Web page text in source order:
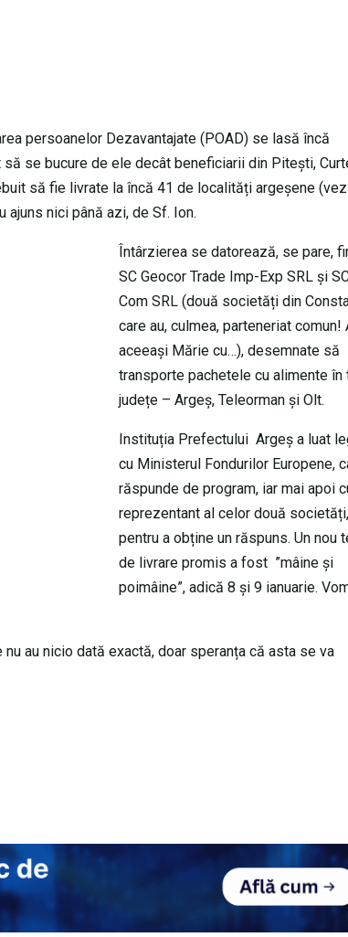
persoanelor Dezavantajate (POAD) se lasă încă
se bucure de ele decât beneficiarii din Pitești,
să fie livrate la încă 41 de localități argeșene
nici până azi, de Sf. Ion.
Întârzierea se datorează, se pare,
SC Geocor Trade Imp-Exp SRL și
Com SRL (două societăți din
care au, culmea, parteneriat comun!
aceeași Mărie cu…), desemnate să
transporte pachetele cu alimente în
județe – Argeș, Teleorman și Olt.
Instituția Prefectului Argeș a luat
cu Ministerul Fondurilor Europene,
răspunde de program, iar mai apoi
reprezentant al celor două societăți,
pentru a obține un răspuns. Un nou
de livrare promis a fost ”mâine și
poimâine”, adică 8 și 9 ianuarie.
au nicio dată exactă, doar speranța că asta se va